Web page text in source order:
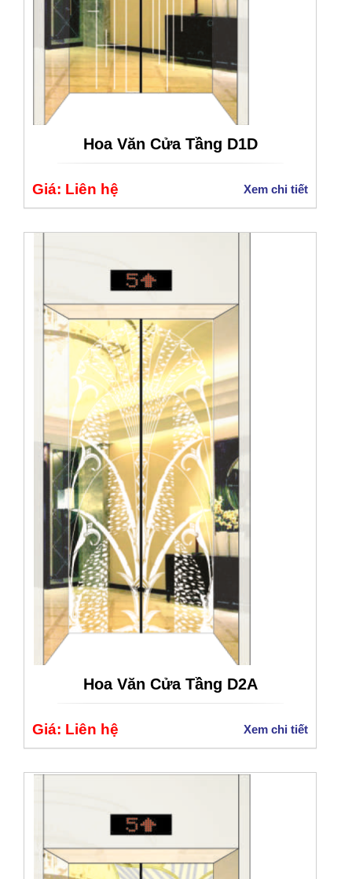
Hoa Văn Cửa Tầng D1D
Giá: Liên hệ Xem chi tiết
Hoa Văn Cửa Tầng D2A
Giá: Liên hệ Xem chi tiết